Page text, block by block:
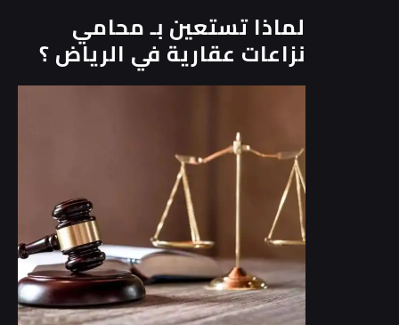
لماذا تستعين بـ محامي
نزاعات عقارية في الرياض ؟